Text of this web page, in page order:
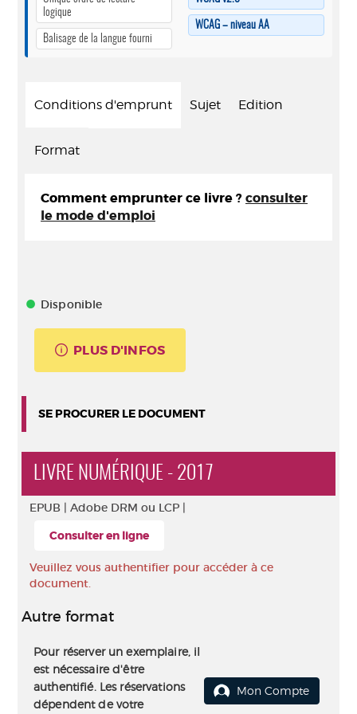
logique
Balisage de la langue fourni
WCAG – niveau AA
Conditions d'emprunt Sujet Edition
Format
Comment emprunter ce livre ? consulter
le mode d'emploi
Disponible
PLUS D'INFOS
SE PROCURER LE DOCUMENT
LIVRE NUMÉRIQUE - 2017
EPUB | Adobe DRM ou LCP |
Consulter en ligne
Veuillez vous authentifier pour accéder à ce
document.
Autre format
Pour réserver un exemplaire, il
est nécessaire d'être
authentifié. Les réservations
dépendent de votre
Mon Compte